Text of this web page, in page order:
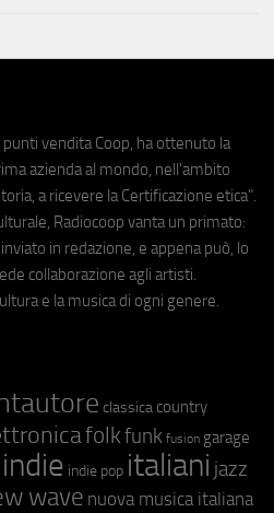
punti vendita Coop, ha ottenuto la
azienda al mondo, nell'ambito
a ricevere la Certificazione etica".
Radiocoop vanta un primato:
in redazione, e appena può, lo
collaborazione agli artisti.
e la musica di ogni genere.
classica country
folkfunk fusion garage
indie indie pop italiani jazz
wave nuova musica italiana